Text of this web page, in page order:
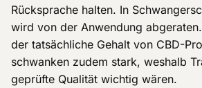
Rücksprache halten. In
wird von der Anwendung
der tatsächliche Gehalt von CBD-
schwanken zudem stark, weshalb
geprüfte Qualität wichtig wären.